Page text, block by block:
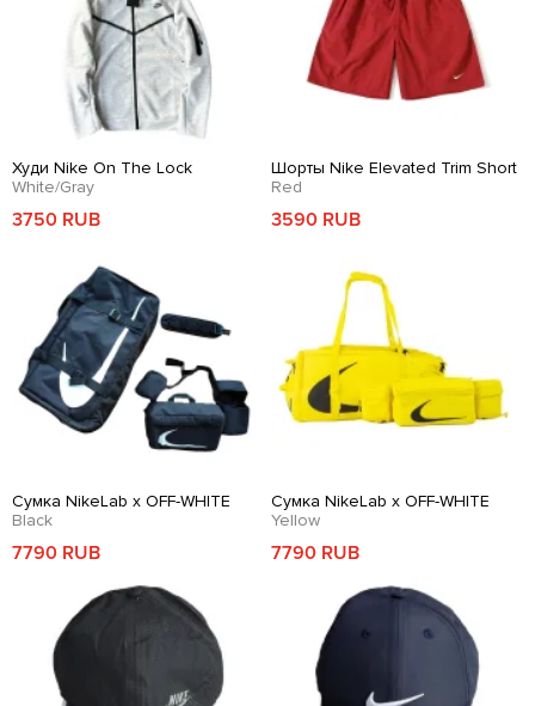
Худи Nike On The Lock
White/Gray
3750 RUB
Шорты Nike Elevated Trim Short
Red
3590 RUB
Сумка NikeLab x OFF-WHITE
Black
7790 RUB
Сумка NikeLab x OFF-WHITE
Yellow
7790 RUB